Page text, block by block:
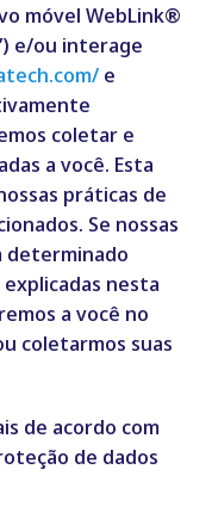
móvel WebLink®
e/ou interage
e
coletar e
a você. Esta
práticas de
Se nossas
determinado
nesta
a você no
coletarmos suas
de acordo com
de dados